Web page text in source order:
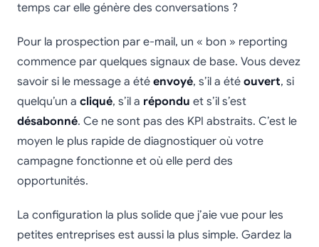
temps car elle génère des conversations ?
Pour la prospection par e-mail, un « bon » reporting
commence par quelques signaux de base. Vous devez
savoir si le message a été envoyé, s’il a été ouvert, si
quelqu’un a cliqué, s’il a répondu et s’il s’est
désabonné. Ce ne sont pas des KPI abstraits. C’est le
moyen le plus rapide de diagnostiquer où votre
campagne fonctionne et où elle perd des
opportunités.
La configuration la plus solide que j’aie vue pour les
petites entreprises est aussi la plus simple. Gardez la